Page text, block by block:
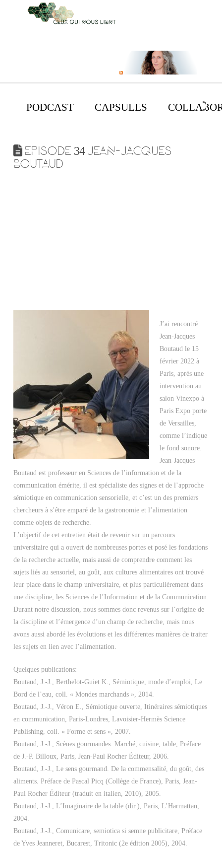
PODCAST CAPSULES
EPISODE 34 JEAN-JACQUES
BOUTAUD
J’ai rencontré
Jean-Jacques
Boutaud le 15
février 2022 à
Paris, après une
intervention au
salon Vinexpo à
Paris Expo porte
de Versailles,
comme l’indique
le fond sonore.
Jean-Jacques
Boutaud est professeur en Sciences de l’information et de la
communication émérite, il est spécialiste des signes et de l’approche
sémiotique en communication sensorielle, et c’est un des premiers
chercheurs à s’être emparé de la gastronomie et l’alimentation
comme objets de recherche.
L’objectif de cet entretien était de revenir sur un parcours
universitaire qui a ouvert de nombreuses portes et posé les fondations
de la recherche actuelle, mais aussi de comprendre comment les
sujets liés au sensoriel, au goût, aux cultures alimentaires ont trouvé
leur place dans le champ universitaire, et plus particulièrement dans
une discipline, les Sciences de l’Information et de la Communication.
Durant notre discussion, nous sommes donc revenus sur l’origine de
la discipline et l’émergence d’un champ de recherche, mais nous
avons aussi abordé les évolutions et les différentes manières de traiter
les sujets en lien avec l’alimentation.
Quelques publications:
Boutaud, J.‐J., Berthelot-Guiet K., Sémiotique, mode d’emploi, Le
Bord de l’eau, coll. « Mondes marchands », 2014.
Boutaud, J.‐J., Véron E., Sémiotique ouverte, Itinéraires sémiotiques
en communication, Paris‐Londres, Lavoisier‐Hermès Science
Publishing, coll. « Forme et sens », 2007.
Boutaud, J.‐J., Scènes gourmandes. Marché, cuisine, table, Préface
de J.‐P. Billoux, Paris, Jean‐Paul Rocher Éditeur, 2006.
Boutaud, J.‐J., Le sens gourmand. De la commensalité, du goût, des
aliments. Préface de Pascal Picq (Collège de France), Paris, Jean‐
Paul Rocher Éditeur (traduit en italien, 2010), 2005.
Boutaud, J.‐J., L’Imaginaire de la table (dir.), Paris, L’Harmattan,
2004.
Boutaud, J.‐J., Comunicare, semiotica si semne publicitare, Préface
de Yves Jeanneret, Bucarest, Tritonic (2e édition 2005), 2004.